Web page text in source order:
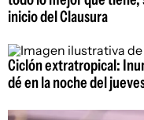
inicio del Clausura
Ciclón extratropical:
dé en la noche del